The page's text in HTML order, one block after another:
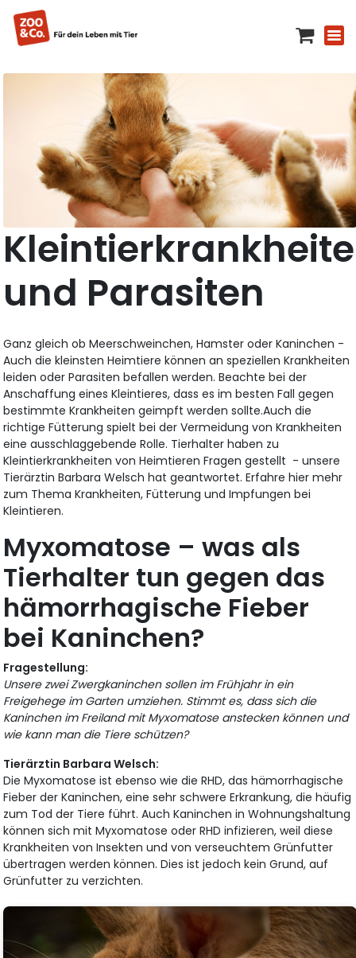
und Parasiten
Ganz gleich ob Meerschweinchen, Hamster oder Kaninchen -
Auch die kleinsten Heimtiere können an speziellen Krankheiten
leiden oder Parasiten befallen werden. Beachte bei der
Anschaffung eines Kleintieres, dass es im besten Fall gegen
bestimmte Krankheiten geimpft werden sollte.Auch die
richtige Fütterung spielt bei der Vermeidung von Krankheiten
eine ausschlaggebende Rolle. Tierhalter haben zu
Kleintierkrankheiten von Heimtieren Fragen gestellt - unsere
Tierärztin Barbara Welsch hat geantwortet. Erfahre hier mehr
zum Thema Krankheiten, Fütterung und Impfungen bei
Kleintieren.
Myxomatose – was als
Tierhalter tun gegen das
hämorrhagische Fieber
bei Kaninchen?
Fragestellung:
Unsere zwei Zwergkaninchen sollen im Frühjahr in ein
Freigehege im Garten umziehen. Stimmt es, dass sich die
Kaninchen im Freiland mit Myxomatose anstecken können und
wie kann man die Tiere schützen?
Tierärztin Barbara Welsch:
Die Myxomatose ist ebenso wie die RHD, das hämorrhagische
Fieber der Kaninchen, eine sehr schwere Erkrankung, die häufig
zum Tod der Tiere führt. Auch Kaninchen in Wohnungshaltung
können sich mit Myxomatose oder RHD infizieren, weil diese
Krankheiten von Insekten und von verseuchtem Grünfutter
übertragen werden können. Dies ist jedoch kein Grund, auf
Grünfutter zu verzichten.